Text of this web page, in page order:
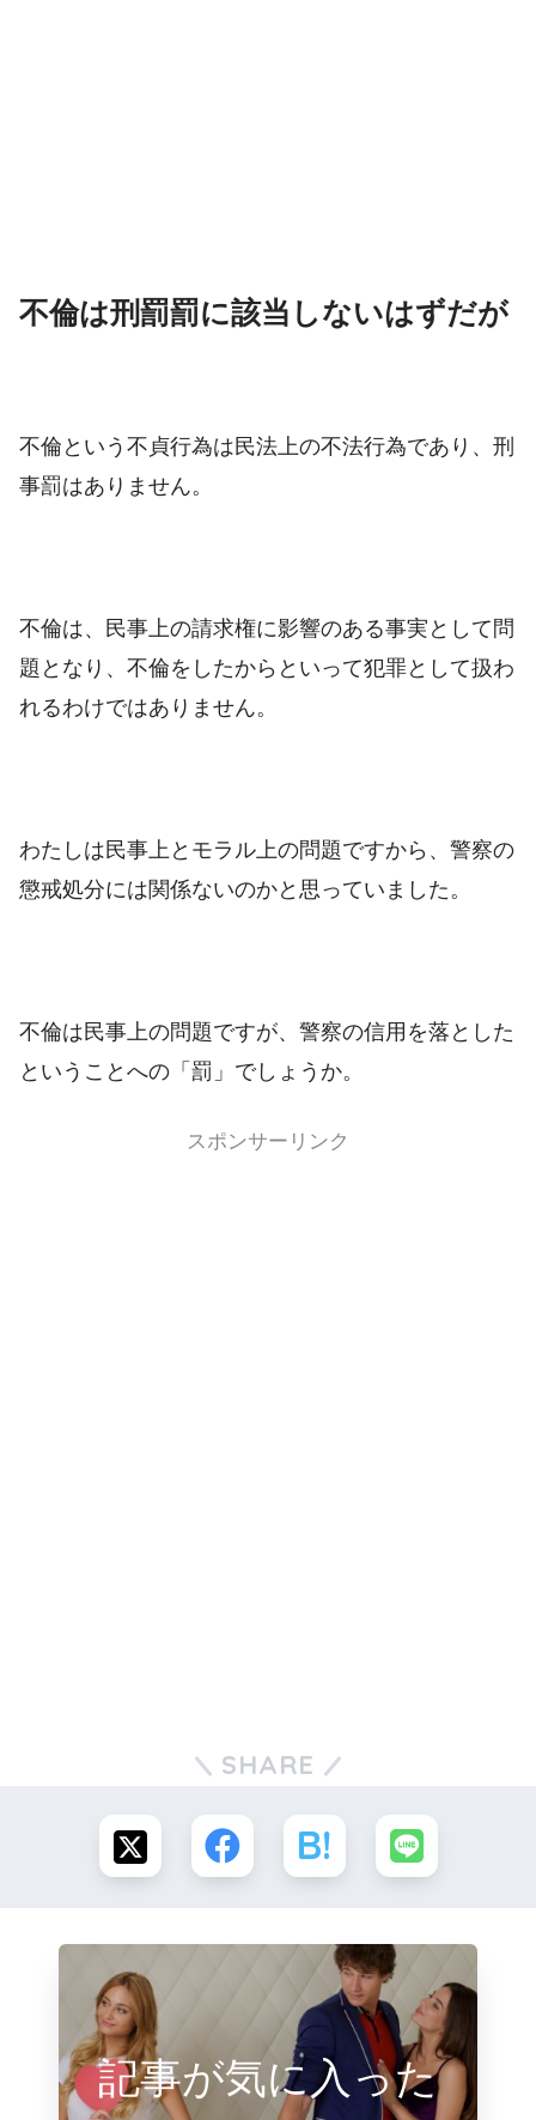
不倫は刑罰罰に該当しないはずだが
不倫という不貞行為は民法上の不法行為であり、刑
事罰はありません。
不倫は、民事上の請求権に影響のある事実として問
題となり、不倫をしたからといって犯罪として扱わ
れるわけではありません。
わたしは民事上とモラル上の問題ですから、警察の
懲戒処分には関係ないのかと思っていました。
不倫は民事上の問題ですが、警察の信用を落とした
ということへの「罰」でしょうか。
スポンサーリンク
SHARE
記事が気に入った